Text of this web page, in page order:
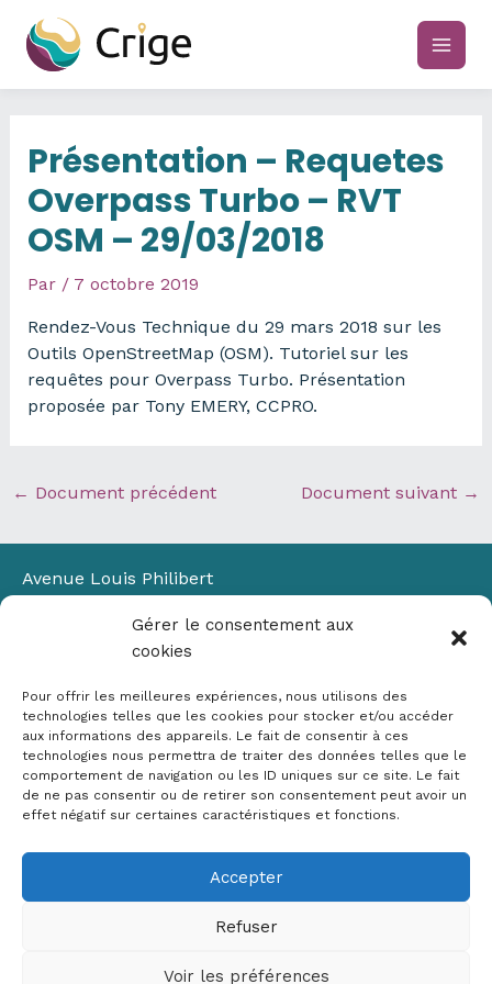
Gérer le consentement aux
cookies
Pour offrir les meilleures expériences, nous utilisons des
technologies telles que les cookies pour stocker et/ou accéder
aux informations des appareils. Le fait de consentir à ces
technologies nous permettra de traiter des données telles que le
comportement de navigation ou les ID uniques sur ce site. Le fait
de ne pas consentir ou de retirer son consentement peut avoir un
effet négatif sur certaines caractéristiques et fonctions.
Accepter
Refuser
Voir les préférences
contenu
main
Présentation – Requetes
Overpass Turbo – RVT
OSM – 29/03/2018
Par / 7 octobre 2019
Rendez-Vous Technique du 29 mars 2018 sur les
Outils OpenStreetMap (OSM). Tutoriel sur les
requêtes pour Overpass Turbo. Présentation
proposée par Tony EMERY, CCPRO.
← Document précédent Document suivant →
Avenue Louis Philibert
Bâtiment Laennec
13100 Aix-en-Provence
✉ contact@crige-paca.org
Mentions légales
RGPD